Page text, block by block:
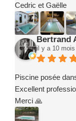
Cedric et Gaëlle
Bertrand
il y a 10 mois
Piscine posée
Excellent
Merci 🙏